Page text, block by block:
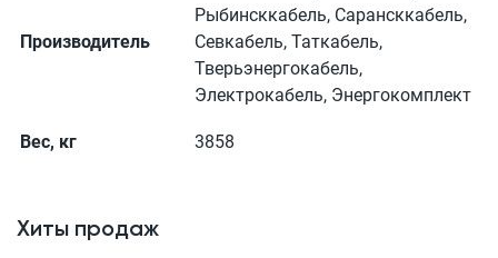
Производитель
Рыбинсккабель, Сарансккабель,
Севкабель, Таткабель,
Тверьэнергокабель,
Электрокабель, Энергокомплект
Вес, кг 3858
Хиты продаж